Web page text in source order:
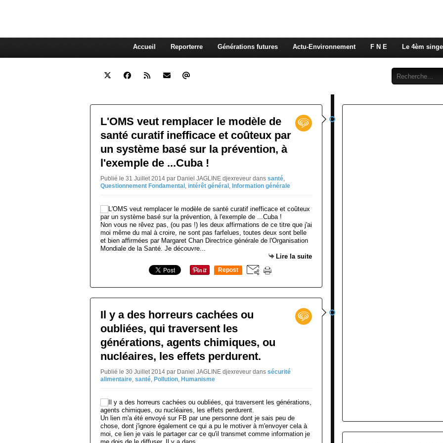
Accueil Reporterre Générations futures Actu-Environnement F N E Le 4èm singe
L'OMS veut remplacer le modèle de
santé curatif inefficace et coûteux par
un système basé sur la prévention, à
l'exemple de ...Cuba !
Publié le 31 Juillet 2014 par Daniel JAGLINE djexreveur dans santé,
Questionnement Fondamental , intérêt général , Information générale
Non vous ne rêvez pas, (ou pas !) les deux affirmations de ce titre que j'ai
moi même du mal à croire, ne sont pas farfelues, toutes deux sont belle
et bien affirmées par Margaret Chan Directrice générale de l'Organisation
Mondiale de la Santé. Je découvre...
Lire la suite
Repost
Il y a des horreurs cachées ou
oubliées, qui traversent les
générations, agents chimiques, ou
nucléaires, les effets perdurent.
Publié le 30 Juillet 2014 par Daniel JAGLINE djexreveur dans sécurité
alimentaire, santé, Pollution, Humanisme
Un lien m'a été envoyé sur FB par une personne dont je sais peu de
chose, dont j'ignore également ce qui a pu le motiver à m'envoyer cela à
moi, ce lien je vais le partager car ce qu'il transmet comme information je